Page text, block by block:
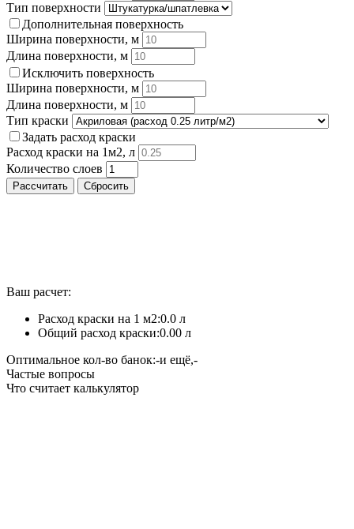
Тип поверхности
Дополнительная поверхность
Ширина поверхности, м
Длина поверхности, м
Исключить поверхность
Ширина поверхности, м
Длина поверхности, м
Тип краски
Задать расход краски
Расход краски на 1м2, л
Количество слоев
Рассчитать Сбросить
Ваш расчет:
Расход краски на 1 м2:0.0 л
Общий расход краски:0.00 л
Оптимальное кол-во банок:-и ещё,-
Частые вопросы
Что считает калькулятор